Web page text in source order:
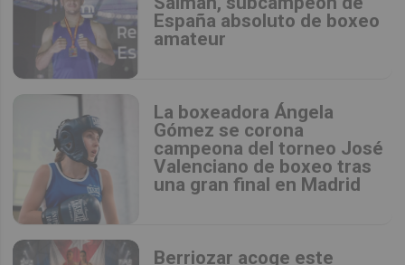
España absoluto de boxeo
amateur
La boxeadora Ángela
Gómez se corona
campeona del torneo José
Valenciano de boxeo tras
una gran final en Madrid
Berriozar acoge este